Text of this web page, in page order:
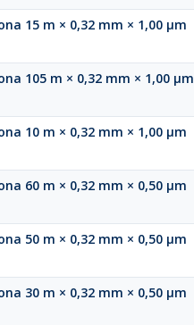
15 m × 0,32 mm × 1,00 µm
105 m × 0,32 mm × 1,00 µm
10 m × 0,32 mm × 1,00 µm
60 m × 0,32 mm × 0,50 µm
50 m × 0,32 mm × 0,50 µm
30 m × 0,32 mm × 0,50 µm